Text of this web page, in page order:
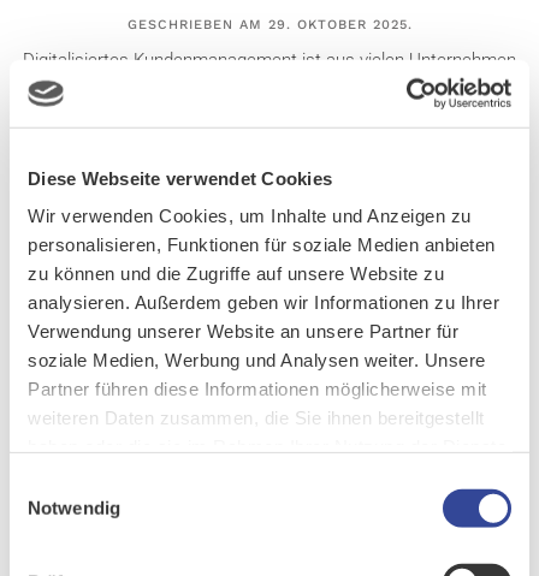
Diese Webseite verwendet Cookies
Wir verwenden Cookies, um Inhalte und Anzeigen zu
personalisieren, Funktionen für soziale Medien anbieten
zu können und die Zugriffe auf unsere Website zu
analysieren. Außerdem geben wir Informationen zu Ihrer
Verwendung unserer Website an unsere Partner für
soziale Medien, Werbung und Analysen weiter. Unsere
Partner führen diese Informationen möglicherweise mit
weiteren Daten zusammen, die Sie ihnen bereitgestellt
Notwendig
GESCHRIEBEN AM 29. OKTOBER 2025.
Digitalisiertes Kundenmanagement ist aus vielen Unternehmen
– gerade in der Energiewirtschaft – nicht mehr wegzudenken.
auch unverzichtbar bei der Automatisierung von
Geschäftsprozessen. CURSOR-CRM und die
branchenspezifischen Ausprägungen EVI und TINA bieten seit
vielen Jahren genau diese Funktionen. Hier sind vier Gründe, die
zeigen, warum CURSOR mehr kann als Standard.
WEITERLESEN